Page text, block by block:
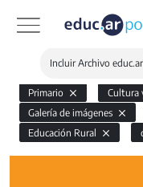
Incluir Archivo educ.ar
Primario
Cultura
Galería de imágenes
Educación Rural